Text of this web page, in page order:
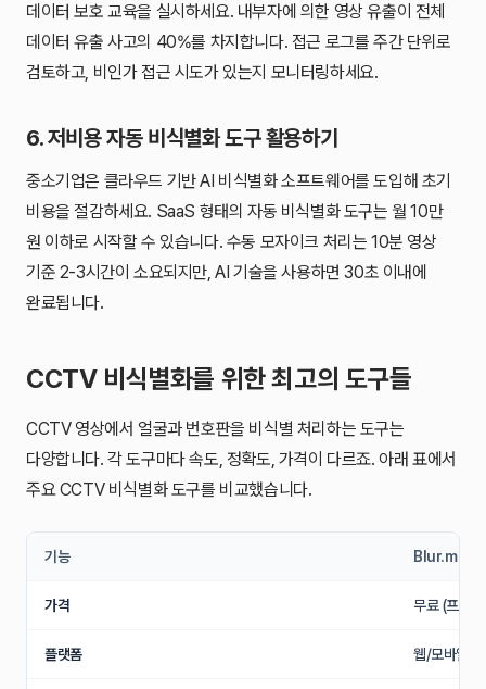
데이터 보호 교육을 실시하세요. 내부자에 의한 영상 유출이 전체
데이터 유출 사고의 40%를 차지합니다. 접근 로그를 주간 단위로
검토하고, 비인가 접근 시도가 있는지 모니터링하세요.
6. 저비용 자동 비식별화 도구 활용하기
중소기업은 클라우드 기반 AI 비식별화 소프트웨어를 도입해 초기
비용을 절감하세요. SaaS 형태의 자동 비식별화 도구는 월 10만
원 이하로 시작할 수 있습니다. 수동 모자이크 처리는 10분 영상
기준 2-3시간이 소요되지만, AI 기술을 사용하면 30초 이내에
완료됩니다.
CCTV 비식별화를 위한 최고의 도구들
CCTV 영상에서 얼굴과 번호판을 비식별 처리하는 도구는
다양합니다. 각 도구마다 속도, 정확도, 가격이 다르죠. 아래 표에서
주요 CCTV 비식별화 도구를 비교했습니다.
기능 Blur.me
가격 무료 (프리
플랫폼 웹/모바일